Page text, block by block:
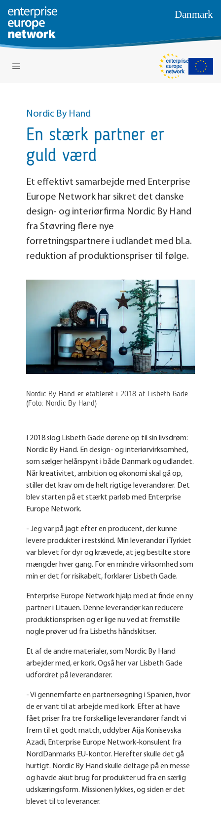
Danmark
Nordic By Hand
En stærk partner er
guld værd
Et effektivt samarbejde med Enterprise
Europe Network har sikret det danske
design- og interiørfirma Nordic By Hand
fra Støvring flere nye
forretningspartnere i udlandet med bl.a.
reduktion af produktionspriser til følge.
Nordic By Hand er etableret i 2018 af Lisbeth Gade
(Foto: Nordic By Hand)
I 2018 slog Lisbeth Gade dørene op til sin livsdrøm:
Nordic By Hand. En design- og interiørvirksomhed,
som sælger helårspynt i både Danmark og udlandet.
Når kreativitet, ambition og økonomi skal gå op,
stiller det krav om de helt rigtige leverandører. Det
blev starten på et stærkt parløb med Enterprise
Europe Network.
- Jeg var på jagt efter en producent, der kunne
levere produkter i restskind. Min leverandør i Tyrkiet
var blevet for dyr og krævede, at jeg bestilte store
mængder hver gang. For en mindre virksomhed som
min er det for risikabelt, forklarer Lisbeth Gade.
Enterprise Europe Network hjalp med at finde en ny
partner i Litauen. Denne leverandør kan reducere
produktionsprisen og er lige nu ved at fremstille
nogle prøver ud fra Lisbeths håndskitser.
Et af de andre materialer, som Nordic By Hand
arbejder med, er kork. Også her var Lisbeth Gade
udfordret på leverandører.
- Vi gennemførte en partnersøgning i Spanien, hvor
de er vant til at arbejde med kork. Efter at have
fået priser fra tre forskellige leverandører fandt vi
frem til et godt match, uddyber Aija Konisevska
Azadi, Enterprise Europe Network-konsulent fra
NordDanmarks EU-kontor. Herefter skulle det gå
hurtigt. Nordic By Hand skulle deltage på en messe
og havde akut brug for produkter ud fra en særlig
udskæringsform. Missionen lykkes, og siden er det
blevet til to leverancer.